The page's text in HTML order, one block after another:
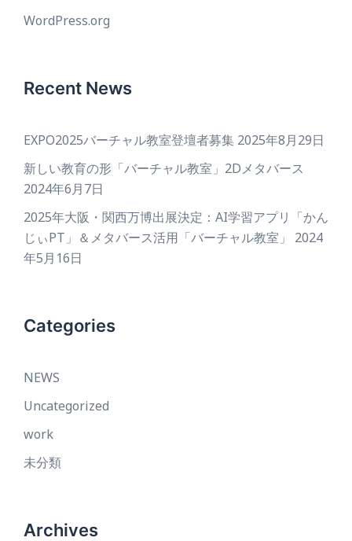
WordPress.org
Recent News
EXPO2025バーチャル教室登壇者募集 2025年8月29日
新しい教育の形「バーチャル教室」2Dメタバース
2024年6月7日
2025年大阪・関西万博出展決定：AI学習アプリ「かん
じぃPT」＆メタバース活用「バーチャル教室」
2024
年5月16日
Categories
NEWS
Uncategorized
work
未分類
Archives